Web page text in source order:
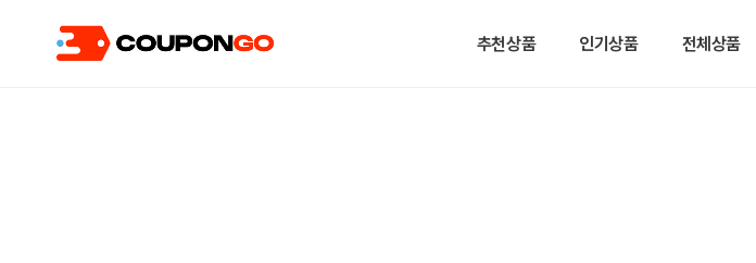
추천상품 인기상품 전체상품